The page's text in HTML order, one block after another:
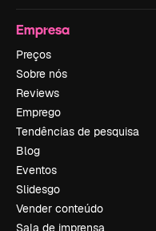
Empresa
Preços
Sobre nós
Reviews
Emprego
Tendências de pesquisa
Blog
Eventos
Slidesgo
Vender conteúdo
Sala de imprensa